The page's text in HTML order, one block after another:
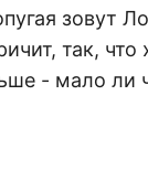
зовут
так,
- мало ли